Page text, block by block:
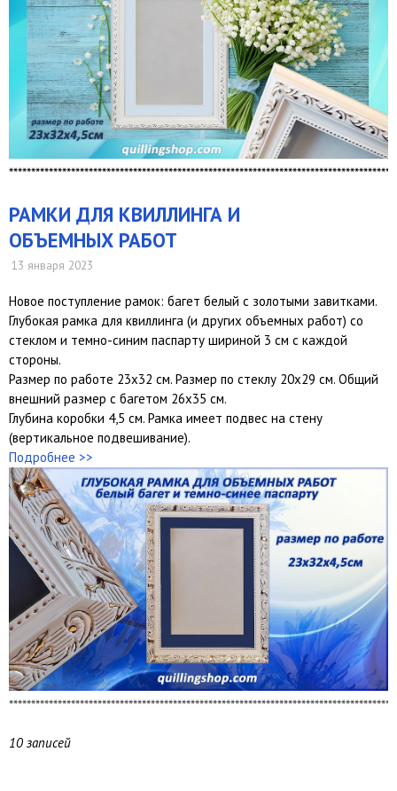
РАМКИ ДЛЯ КВИЛЛИНГА И
ОБЪЕМНЫХ РАБОТ
13 января 2023
Новое поступление рамок: багет белый с золотыми завитками.
Глубокая рамка для квиллинга (и других объемных работ) со
стеклом и темно-синим паспарту шириной 3 см с каждой
стороны.
Размер по работе 23х32 см. Размер по стеклу 20х29 см. Общий
внешний размер с багетом 26х35 см.
Глубина коробки 4,5 см. Рамка имеет подвес на стену
(вертикальное подвешивание).
Подробнее >>
10 записей